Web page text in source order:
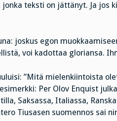
teksti on jättänyt. Ja jos
joskus egon
voi kadottaa gloriansa.
”Mitä mielenkiintoista
Per Olov Enquist
Saksassa, Italiassa,
Tiusasen suomennos sai